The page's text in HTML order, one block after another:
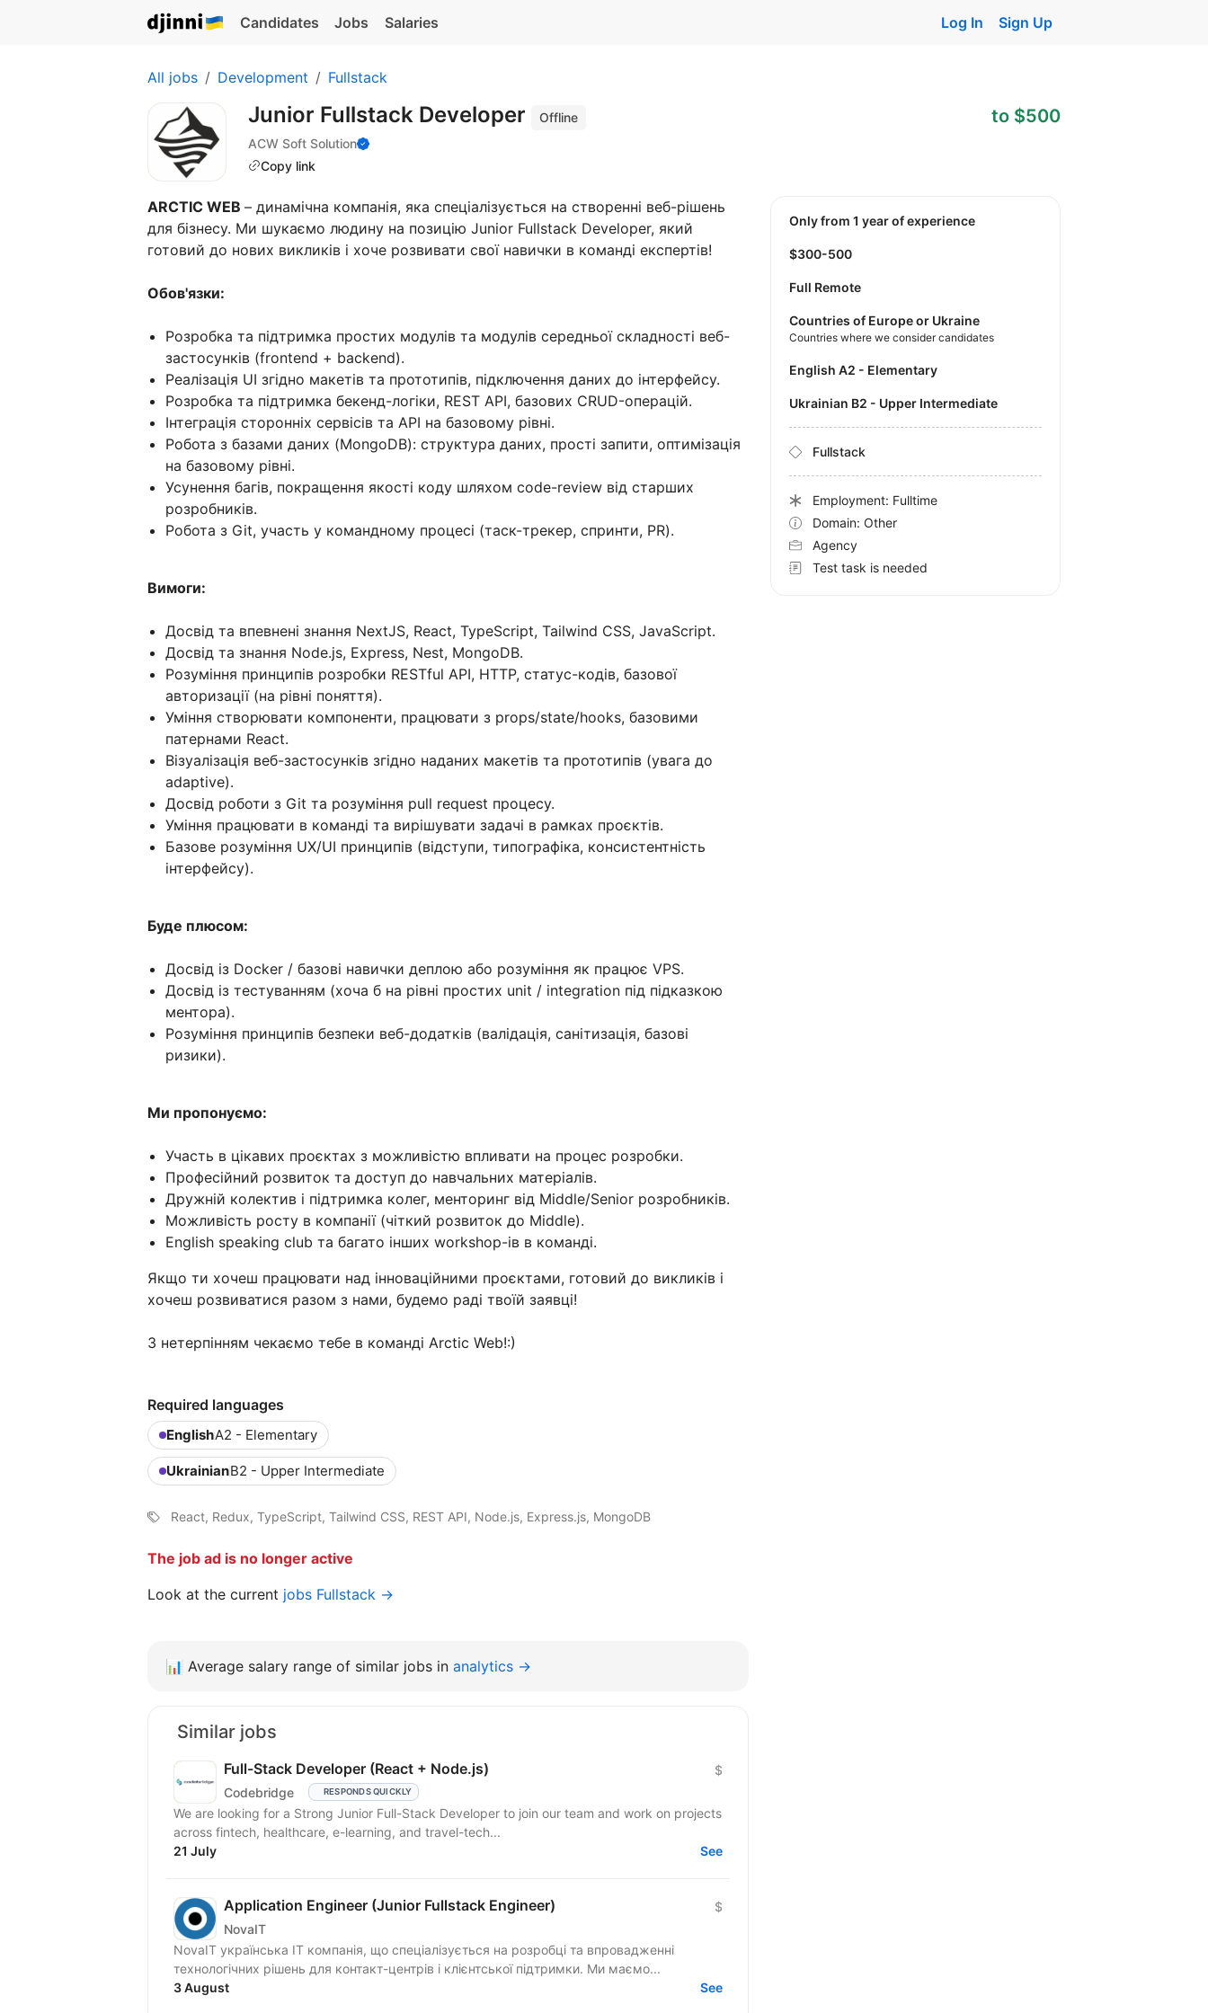
Candidates Jobs Salaries Log In Sign Up
All jobs Development Fullstack
Junior Fullstack Developer
Offline
ACW Soft Solution
Copy link
to $500
ARCTIC WEB – динамічна компанія, яка спеціалізується на створенні веб-рішень
для бізнесу. Ми шукаємо людину на позицію Junior Fullstack Developer, який
готовий до нових викликів і хоче розвивати свої навички в команді експертів!
Обов'язки:
Розробка та підтримка простих модулів та модулів середньої складності веб-
застосунків (frontend + backend).
Реалізація UI згідно макетів та прототипів, підключення даних до інтерфейсу.
Розробка та підтримка бекенд-логіки, REST API, базових CRUD-операцій.
Інтеграція сторонніх сервісів та API на базовому рівні.
Робота з базами даних (MongoDB): структура даних, прості запити, оптимізація
на базовому рівні.
Усунення багів, покращення якості коду шляхом code-review від старших
розробників.
Робота з Git, участь у командному процесі (таск-трекер, спринти, PR).
Вимоги:
Досвід та впевнені знання NextJS, React, TypeScript, Tailwind CSS, JavaScript.
Досвід та знання Node.js, Express, Nest, MongoDB.
Розуміння принципів розробки RESTful API, HTTP, статус-кодів, базової
авторизації (на рівні поняття).
Уміння створювати компоненти, працювати з props/state/hooks, базовими
патернами React.
Візуалізація веб-застосунків згідно наданих макетів та прототипів (увага до
adaptive).
Досвід роботи з Git та розуміння pull request процесу.
Уміння працювати в команді та вирішувати задачі в рамках проєктів.
Базове розуміння UX/UI принципів (відступи, типографіка, консистентність
інтерфейсу).
Буде плюсом:
Досвід із Docker / базові навички деплою або розуміння як працює VPS.
Досвід із тестуванням (хоча б на рівні простих unit / integration під підказкою
ментора).
Розуміння принципів безпеки веб-додатків (валідація, санітизація, базові
ризики).
Ми пропонуємо:
Участь в цікавих проєктах з можливістю впливати на процес розробки.
Професійний розвиток та доступ до навчальних матеріалів.
Дружній колектив і підтримка колег, менторинг від Middle/Senior розробників.
Можливість росту в компанії (чіткий розвиток до Middle).
English speaking club та багато інших workshop-ів в команді.
Якщо ти хочеш працювати над інноваційними проєктами, готовий до викликів і
хочеш розвиватися разом з нами, будемо раді твоїй заявці!
З нетерпінням чекаємо тебе в команді Arctic Web!:)
Required languages
EnglishA2 - Elementary
UkrainianB2 - Upper Intermediate
React, Redux, TypeScript, Tailwind CSS, REST API, Node.js, Express.js, MongoDB
The job ad is no longer active
Look at the current jobs Fullstack →
Only from 1 year of experience
$300-500
Full Remote
Countries of Europe or Ukraine
Countries where we consider candidates
English A2 - Elementary
Ukrainian B2 - Upper Intermediate
Fullstack
Employment: Fulltime
Domain: Other
Agency
Test task is needed
📊 Average salary range of similar jobs in analytics →
Similar jobs
Full-Stack Developer (React + Node.js)
Codebridge RESPONDS QUICKLY
$
We are looking for a Strong Junior Full-Stack Developer to join our team and work on projects
across fintech, healthcare, e-learning, and travel-tech...
21 July
See
Application Engineer (Junior Fullstack Engineer)
NovaIT
$
NovaIT українська ІТ компанія, що спеціалізується на розробці та впровадженні
технологічних рішень для контакт-центрів і клієнтської підтримки. Ми маємо...
3 August
See